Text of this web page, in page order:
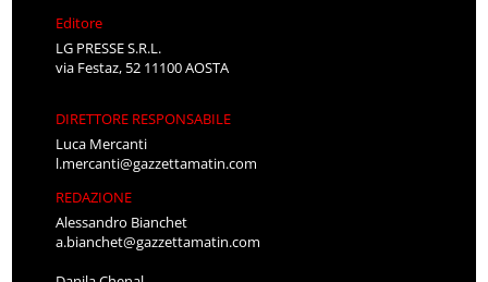
Editore
LG PRESSE S.R.L.
via Festaz, 52 11100 AOSTA
DIRETTORE RESPONSABILE
Luca Mercanti
l.mercanti@gazzettamatin.com
REDAZIONE
Alessandro Bianchet
a.bianchet@gazzettamatin.com